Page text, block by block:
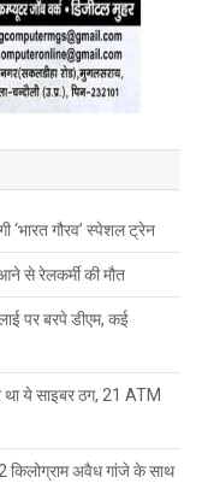
‘भारत गौरव’ स्पेशल ट्रेन
से रेलकर्मी की मौत
पर बरपे डीएम, कई
था ये साइबर ठग, 21 ATM
किलोग्राम अवैध गांजे के साथ